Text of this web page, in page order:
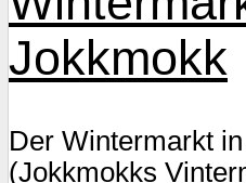
Jokkmokk
Der Wintermarkt
(Jokkmokks